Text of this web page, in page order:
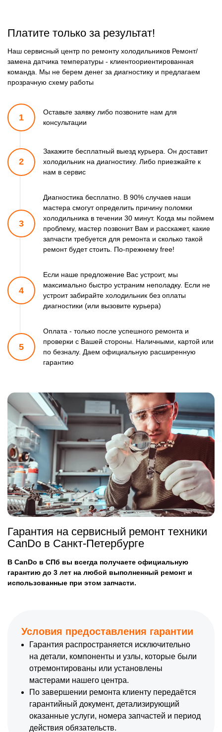
Платите только за результат!
Наш сервисный центр по ремонту холодильников Ремонт/
замена датчика температуры - клиентоориентированная
команда. Мы не берем денег за диагностику и предлагаем
прозрачную схему работы
1
Оставьте заявку либо позвоните нам для
консультации
2
Закажите бесплатный выезд курьера. Он доставит
холодильник на диагностику. Либо приезжайте к
нам в сервис
3
Диагностика бесплатно. В 90% случаев наши
мастера смогутопределить причину поломки
холодильника в течении 30 минут. Когда мы поймем
проблему, мастер позвонит Вам и расскажет, какие
запчасти требуется для ремонта и сколько такой
ремонтбудет стоить. По-прежнему free!
4
Если наше предложение Вас устроит, мы
максимально быстро устраним неполадку. Если не
устроит забирайте холодильник без оплаты
диагностики (или вызовите курьера)
5
Оплата - только после успешного ремонта и
проверки с Вашей стороны. Наличными, картой или
по безналу. Даем официальную расширенную
гарантию
Гарантия на сервисный ремонт техники
CanDo в Санкт-Петербурге
В CanDo в СПб вы всегда получаете официальную
гарантию до 3 лет на любой выполненный ремонт и
использованные при этом запчасти.
Условия предоставления гарантии
Гарантия распространяется исключительно
на детали, компоненты и узлы, которые были
отремонтированы или установлены
мастерами нашего центра.
По завершении ремонта клиенту передаётся
гарантийный документ, детализирующий
оказанные услуги, номера запчастей и период
действия обязательств.